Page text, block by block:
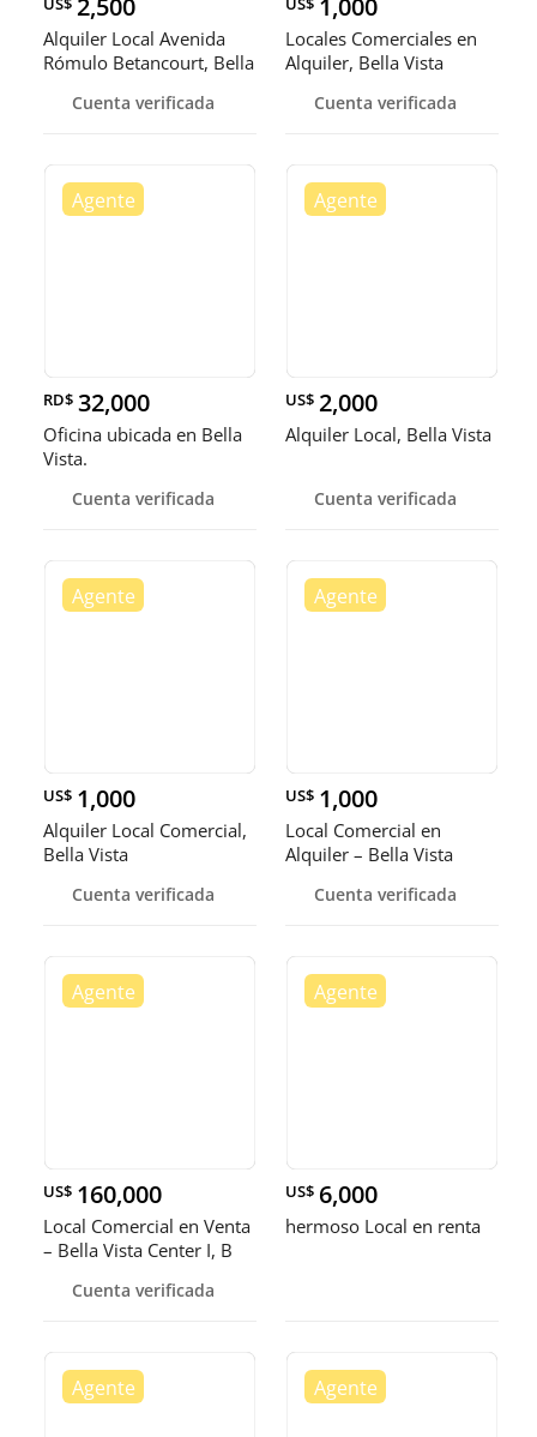
2,500
Alquiler Local Avenida
Rómulo Betancourt, Bella
Cuenta verificada
1,000
Locales Comerciales en
Alquiler, Bella Vista
Cuenta verificada
RD$ 32,000
Oficina ubicada en Bella
Vista.
Cuenta verificada
US$ 2,000
Alquiler Local, Bella Vista
Cuenta verificada
US$ 1,000
Alquiler Local Comercial,
Bella Vista
Cuenta verificada
US$ 1,000
Local Comercial en
Alquiler – Bella Vista
Cuenta verificada
US$ 160,000
Local Comercial en Venta
– Bella Vista Center I, B
Cuenta verificada
US$ 6,000
hermoso Local en renta